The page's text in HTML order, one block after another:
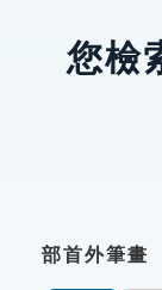
成語故事
您檢
部首外筆畫